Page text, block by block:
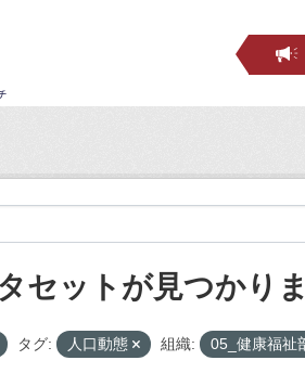
セットが見つかり
タグ: 人口動態 組織: 05_健康福祉